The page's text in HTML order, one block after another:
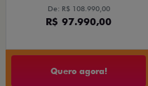
De: R$ 108.990,00
R$ 97.990,00
Quero agora!